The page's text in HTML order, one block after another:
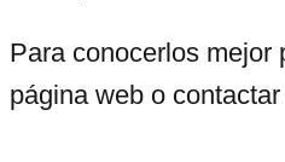
Para conocerlos mejor
página web o